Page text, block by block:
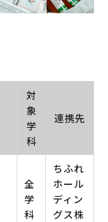
対
象
学
科
連携先
全
学
科
ちふれ
ホール
ディン
グス株